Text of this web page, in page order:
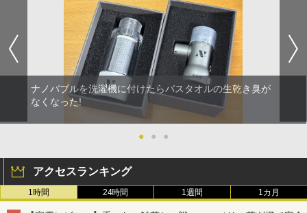
ナノバブルを洗濯機に付けたらバスタオルの生乾き臭が
なくなった!
● ● ●
アクセスランキング
1時間 24時間 1週間 1カ月